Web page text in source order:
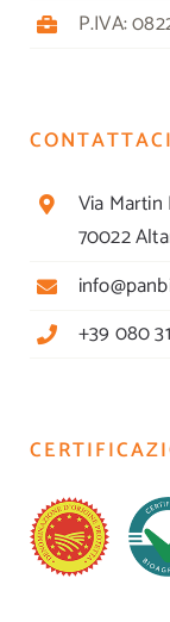
P.IVA:
CONTATTACI
Via Martin
70022
+39 080